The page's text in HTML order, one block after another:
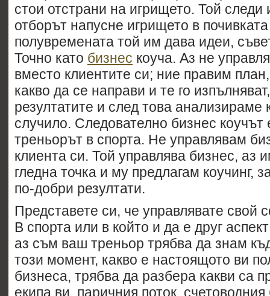
стои отстрани на игрището. Той следи
отборът напусне игрището в
полувремената той им дава идеи,
Точно като бизнес коуча. Аз не
вместо клиентите си; ние правим
какво да се направи и те го
резултатите и след това анализираме
случило. Следователно бизнес коучът
треньорът в спорта. Не управлявам
клиента си. Той управлява бизнес, аз
гледна точка и му предлагам коучинг,
по-добри резултати.
Представете си, че управлявате свой
В спорта или в който и да е друг
аз съм ваш треньор трябва да знам
този момент, какво е настоящото ви
бизнеса, трябва да разбера какви са
екипа ви, паричния поток,